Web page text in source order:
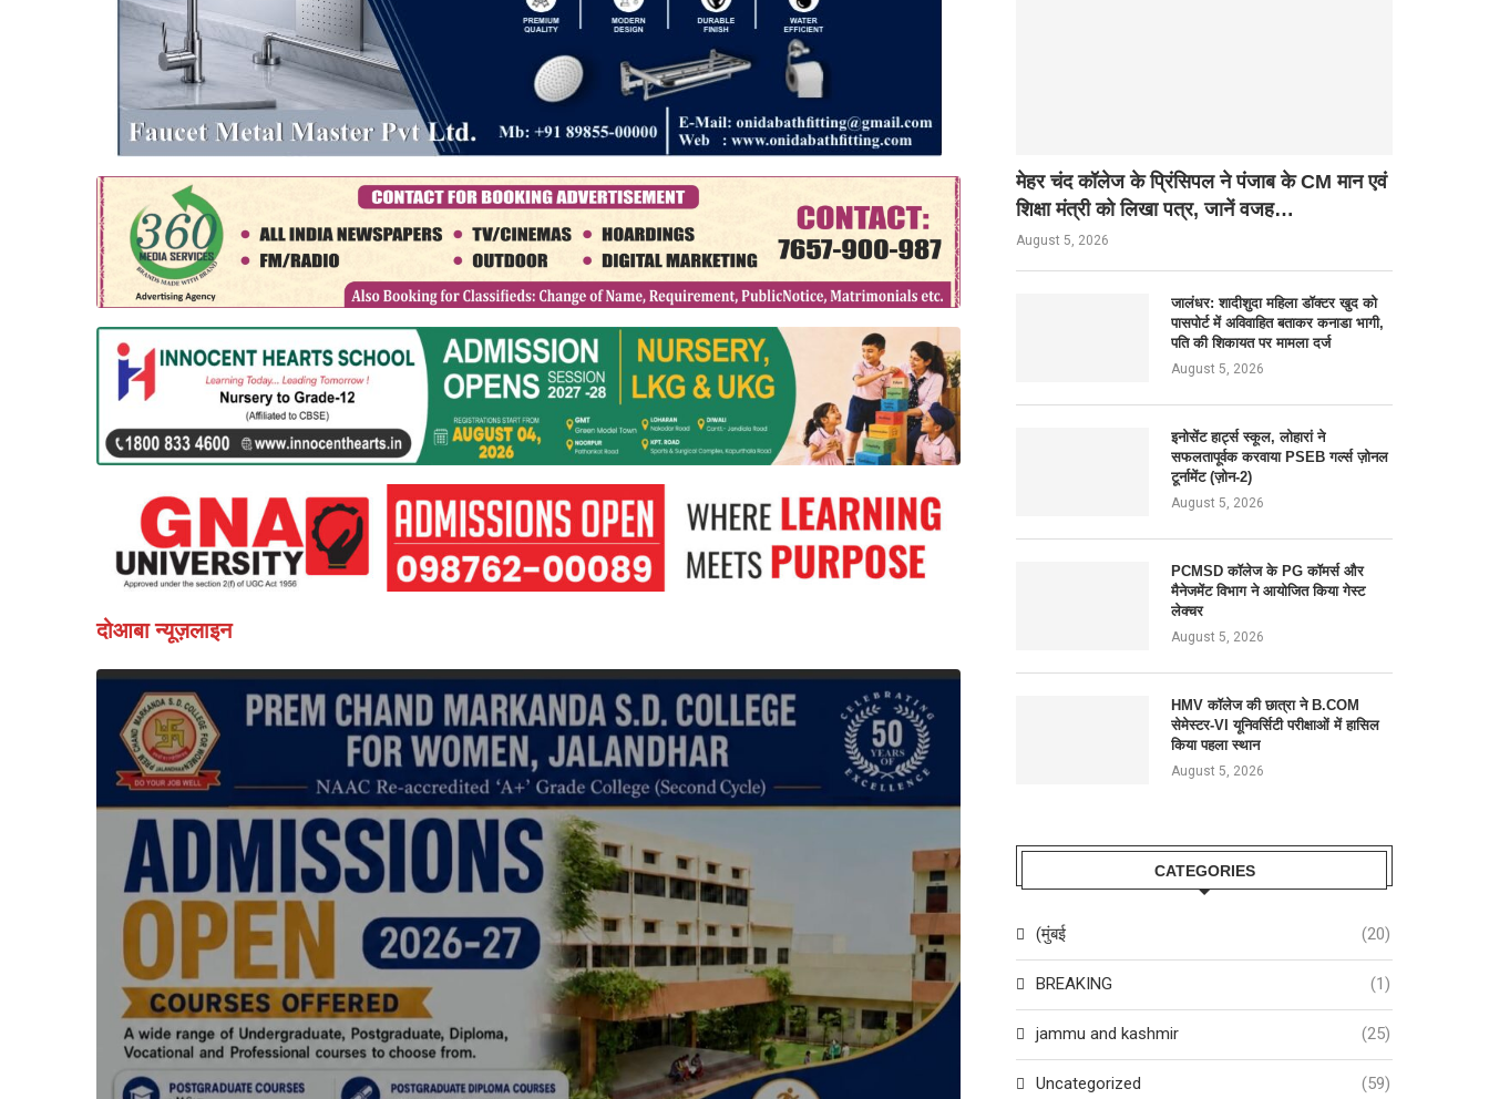
दोआबा न्यूज़लाइन
मेहर चंद कॉलेज के प्रिंसिपल ने पंजाब के CM मान एवं
शिक्षा मंत्री को लिखा पत्र, जानें वजह…
August 5, 2026
जालंधर: शादीशुदा महिला डॉक्टर खुद को
पासपोर्ट में अविवाहित बताकर कनाडा भागी,
पति की शिकायत पर मामला दर्ज
August 5, 2026
इनोसेंट हार्ट्स स्कूल, लोहारां ने
सफलतापूर्वक करवाया PSEB गर्ल्स ज़ोनल
टूर्नामेंट (ज़ोन-2)
August 5, 2026
PCMSD कॉलेज के PG कॉमर्स और
मैनेजमेंट विभाग ने आयोजित किया गेस्ट
लेक्चर
August 5, 2026
HMV कॉलेज की छात्रा ने B.COM
सेमेस्टर-VI यूनिवर्सिटी परीक्षाओं में हासिल
किया पहला स्थान
August 5, 2026
CATEGORIES
(मुंबई (20)
BREAKING (1)
jammu and kashmir (25)
Uncategorized (59)